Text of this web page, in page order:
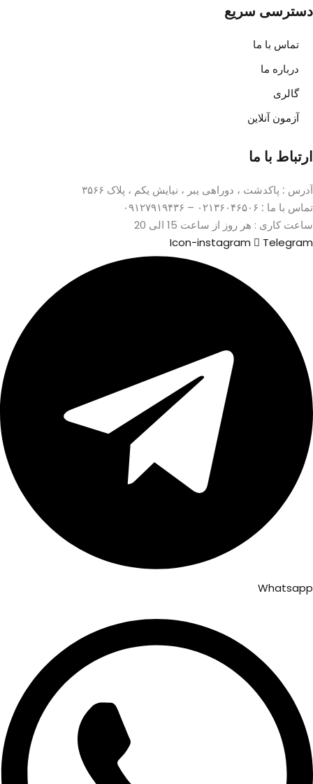
دسترسی سریع
تماس با ما
درباره ما
گالری
آزمون آنلاین
ارتباط با ما
آدرس : پاکدشت ، دوراهی یبر ، نیایش یکم ، پلاک ۳۵۶۶
تماس با ما :
ساعت کاری : هر روز از ساعت 15 الی 20
Icon-instagram
Telegram
Whatsapp